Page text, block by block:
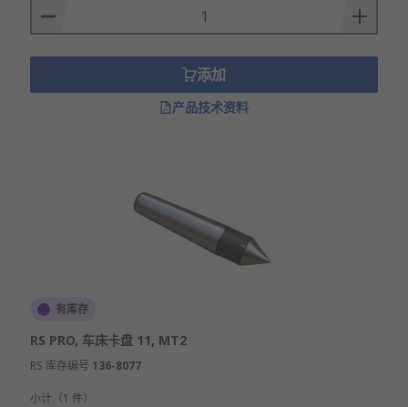
添加
产品技术资料
有库存
RS PRO, 车床卡盘 11, MT2
RS 库存编号 136-8077
小计（1 件）